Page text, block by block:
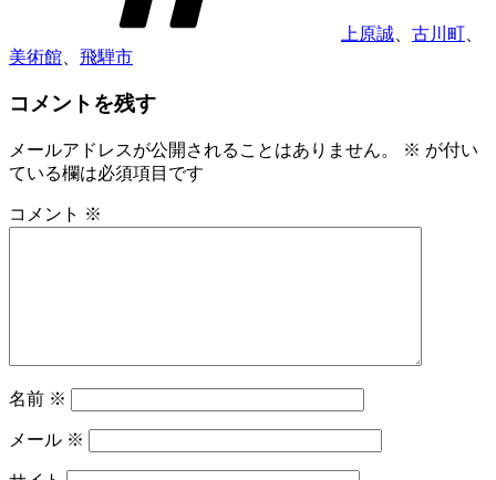
上原誠 古川町
美術館
飛騨市
コメントを残す
メールアドレスが公開されることはありません。 ※ が付い
ている欄は必須項目です
コメント ※
名前 ※
メール ※